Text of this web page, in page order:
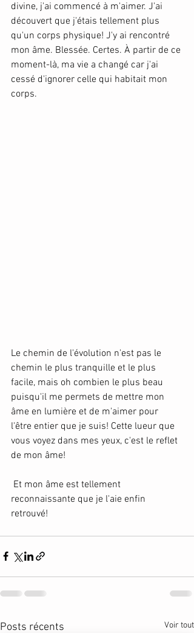
divine, j'ai commencé à m'aimer. J'ai
découvert que j'étais tellement plus
qu'un corps physique! J'y ai rencontré
mon âme. Blessée. Certes. À partir de ce
moment-là, ma vie a changé car j'ai
cessé d'ignorer celle qui habitait mon
corps.
Le chemin de l'évolution n'est pas le
chemin le plus tranquille et le plus
facile, mais oh combien le plus beau
puisqu'il me permets de mettre mon
âme en lumière et de m'aimer pour
l'être entier que je suis! Cette lueur que
vous voyez dans mes yeux, c'est le reflet
de mon âme!
reconnaissante que je l'aie enfin
retrouvé!
Posts récents Voir tout